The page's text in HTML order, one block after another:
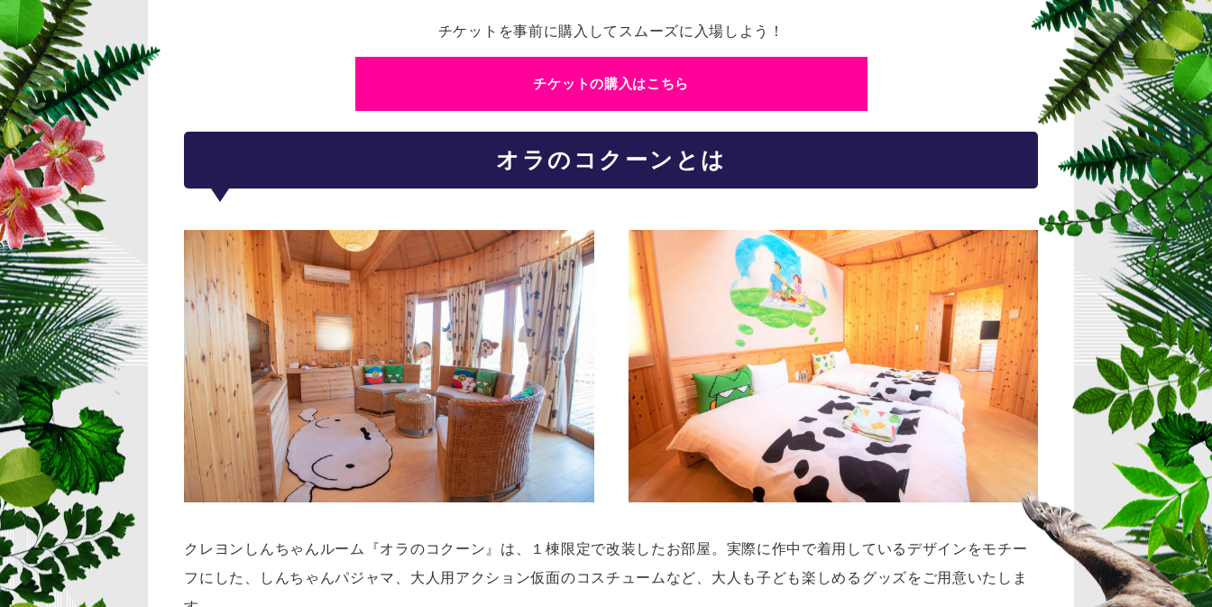
チケットを事前に購入してスムーズに入場しよう！
チケットの購入はこちら
オラのコクーンとは
クレヨンしんちゃんルーム『オラのコクーン』は、１棟限定で改装したお部屋。実際に作中で着用しているデザインをモチー
フにした、
しんちゃんパジャマ、大人用アクション仮面のコスチュームなど、大人も子ども楽しめるグッズをご用意いたしま